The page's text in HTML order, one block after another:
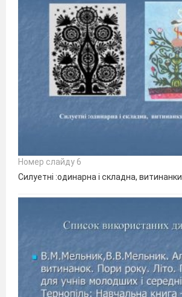
Номер слайду 6
Силуетні :одинарна і складна, витинанки